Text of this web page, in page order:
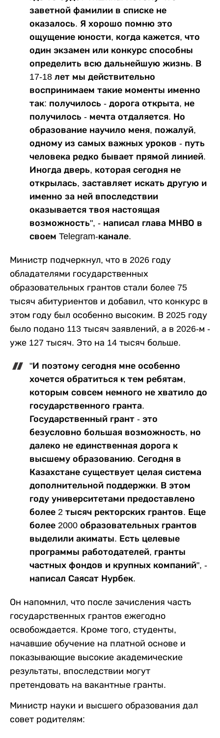
заветной фамилии в списке не
оказалось. Я хорошо помню это
ощущение юности, когда кажется, что
один экзамен или конкурс способны
определить всю дальнейшую жизнь. В
17-18 лет мы действительно
воспринимаем такие моменты именно
так: получилось - дорога открыта, не
получилось - мечта отдаляется. Но
образование научило меня, пожалуй,
одному из самых важных уроков - путь
человека редко бывает прямой линией.
Иногда дверь, которая сегодня не
открылась, заставляет искать другую и
именно за ней впоследствии
оказывается твоя настоящая
возможность", - написал глава МНВО в
своем Telegram-канале.
Министр подчеркнул, что в 2026 году
обладателями государственных
образовательных грантов стали более 75
тысяч абитуриентов и добавил, что конкурс в
этом году был особенно высоким. В 2025 году
было подано 113 тысяч заявлений, а в 2026-м -
уже 127 тысяч. Это на 14 тысяч больше.
"И поэтому сегодня мне особенно
хочется обратиться к тем ребятам,
которым совсем немного не хватило до
государственного гранта.
Государственный грант - это
безусловно большая возможность, но
далеко не единственная дорога к
высшему образованию. Сегодня в
Казахстане существует целая система
дополнительной поддержки. В этом
году университетами предоставлено
более 2 тысяч ректорских грантов. Еще
более 2000 образовательных грантов
выделили акиматы. Есть целевые
программы работодателей, гранты
частных фондов и крупных компаний", -
написал Саясат Нурбек.
Он напомнил, что после зачисления часть
государственных грантов ежегодно
освобождается. Кроме того, студенты,
начавшие обучение на платной основе и
показывающие высокие академические
результаты, впоследствии могут
претендовать на вакантные гранты.
Министр науки и высшего образования дал
совет родителям: